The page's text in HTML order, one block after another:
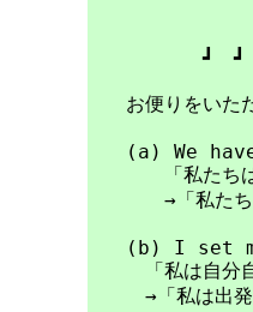
┛　┛　　┛　
お便りをいただ
(a) We
「私たちは、
→「私たちは、
(b) I set
「私は自分自
→「私は出発